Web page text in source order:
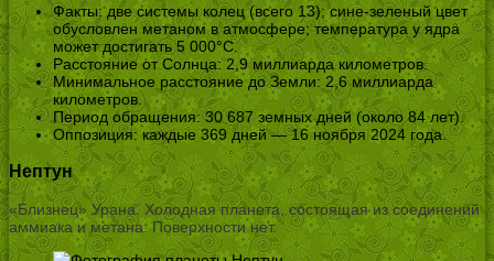
Факты: две системы колец (всего 13); сине-зеленый цвет
обусловлен метаном в атмосфере; температура у ядра
может достигать 5 000°C.
Расстояние от Солнца: 2,9 миллиарда километров.
Минимальное расстояние до Земли: 2,6 миллиарда
километров.
Период обращения: 30 687 земных дней (около 84 лет).
Оппозиция: каждые 369 дней — 16 ноября 2024 года.
Нептун
«Близнец» Урана. Холодная планета, состоящая из соединений
аммиака и метана. Поверхности нет.